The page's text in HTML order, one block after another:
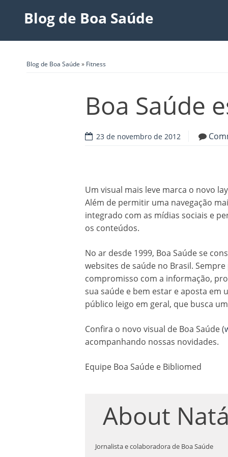
Blog de Boa Saúde
Blog de Boa Saúde » Fitness
Boa Saúde
23 de novembro de 2012
Um visual mais leve marca o novo
Além de permitir uma navegação
integrado com as mídias sociais e
os conteúdos.
No ar desde 1999, Boa Saúde se
websites de saúde no Brasil.
compromisso com a informação,
sua saúde e bem estar e aposta em
público leigo em geral, que busca
Confira o novo visual de Boa Saúde (
acompanhando nossas novidades.
Equipe Boa Saúde e Bibliomed
About
Jornalista e colaboradora de Boa Saúde